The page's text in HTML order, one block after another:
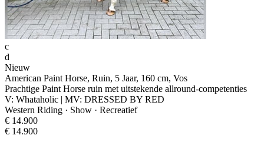
c
d
Nieuw
American Paint Horse, Ruin, 5 Jaar, 160 cm, Vos
Prachtige Paint Horse ruin met uitstekende allround-competenties
V: Whataholic | MV: DRESSED BY RED
Western Riding · Show · Recreatief
€ 14.900
€ 14.900